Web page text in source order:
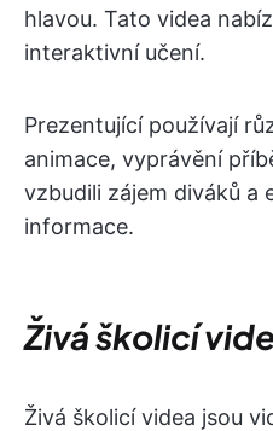
hlavou. Tato videa
interaktivní učení.
Prezentující používají
animace, vyprávění
vzbudili zájem diváků a
informace.
Živá školicí
Živá školicí videa jsou